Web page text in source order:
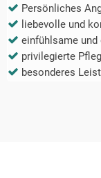
Persönliches
liebevolle und
einfühlsame und
privilegierte
besonderes